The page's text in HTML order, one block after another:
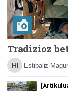
Tradizioz
Estibaliz